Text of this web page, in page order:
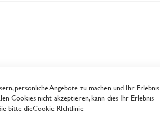
persönliche Angebote zu machen und Ihr Erlebnis
Cookies nicht akzeptieren, kann dies Ihr Erlebnis
bitte dieCookie RIchtlinie